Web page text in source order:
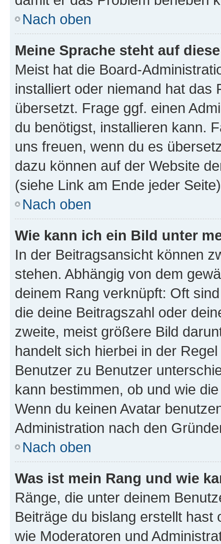
Nach oben
Meine Sprache steht auf
Meist hat die Board-
installiert oder niemand hat das
übersetzt. Frage ggf. einen
du benötigst, installieren kann.
uns freuen, wenn du es
dazu können auf der Website
(siehe Link am Ende jeder
Nach oben
Wie kann ich ein Bild unter
In der Beitragsansicht können
stehen. Abhängig von dem
deinem Rang verknüpft: Oft
die deine Beitragszahl oder
zweite, meist größere Bild
handelt sich hierbei in der
Benutzer zu Benutzer
kann bestimmen, ob und wie
Wenn du keinen Avatar
Administration nach den
Nach oben
Was ist mein Rang und wie
Ränge, die unter deinem
Beiträge du bislang erstellt
wie Moderatoren und